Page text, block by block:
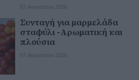
07 Αυγούστου 2026
Συνταγή για μαρμελάδα
σταφύλι -Αρωματική και
πλούσια
07 Αυγούστου 2026